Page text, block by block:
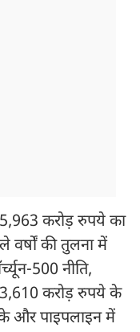
करोड़ रुपये का
वर्षों की तुलना में
500 नीति,
करोड़ रुपये के
और पाइपलाइन में